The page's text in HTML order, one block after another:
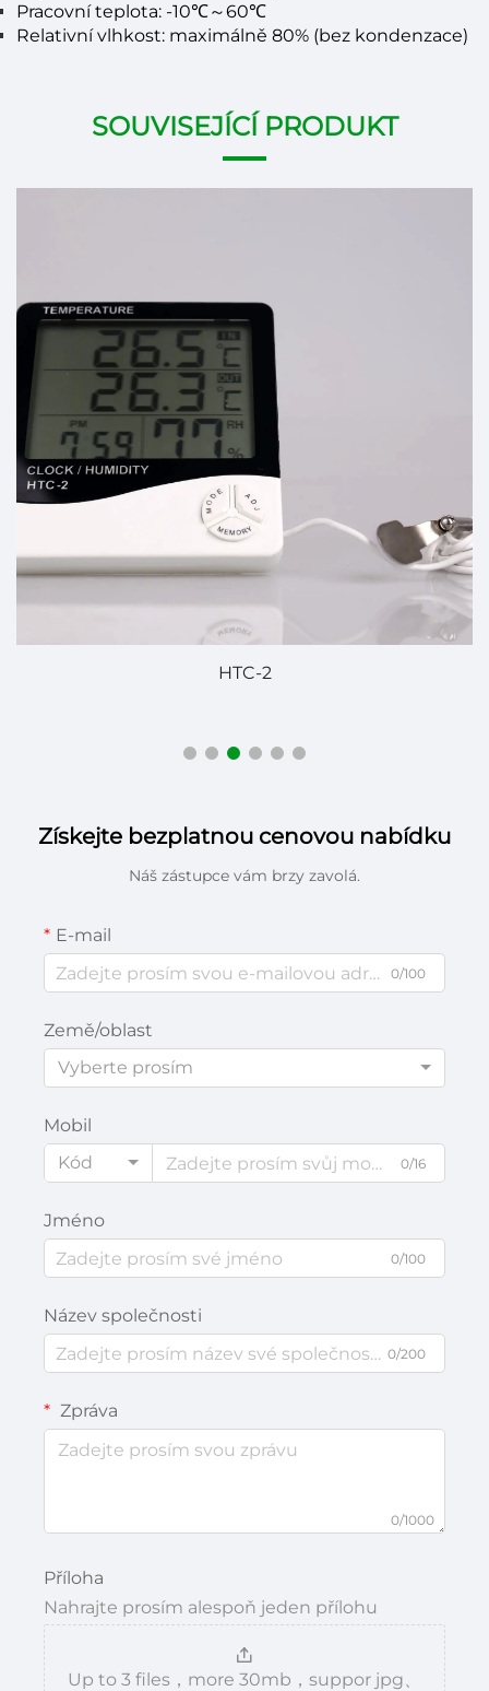
Pracovní teplota: -10℃～60℃
Relativní vlhkost: maximálně 80% (bez kondenzace)
SOUVISEJÍCÍ PRODUKT
HTC-2
Získejte bezplatnou cenovou nabídku
Náš zástupce vám brzy zavolá.
E-mail
0/100
Země/oblast
Vyberte prosím
Mobil
Kód
0/16
Jméno
0/100
Název společnosti
0/200
Zpráva
0/1000
Příloha
Nahrajte prosím alespoň jeden přílohu
Up to 3 files，more 30mb，suppor jpg、